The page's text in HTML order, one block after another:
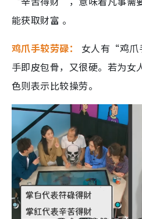
能获取财富 。
鸡爪手较劳碌：
女人有“鸡爪
手即皮包骨，又很硬。若为女
色则表示比较操劳。